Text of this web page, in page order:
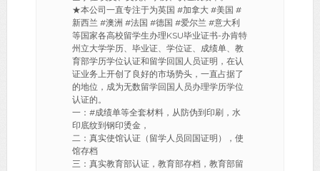
★本公司一直专注于为英国 #加拿大 #美国 #
新西兰 #澳洲 #法国 #德国 #爱尔兰 #意大利
等国家各高校留学生办理KSU毕业证书-办肯特
州立大学学历、毕业证、学位证、成绩单、教
育部学历学位认证和留学回国人员证明，在认
证业务上开创了良好的市场势头，一直占据了
的地位，成为无数留学回国人员办理学历学位
认证的。
一：#成绩单等全套材料，从防伪到印刷，水
印底纹到钢印烫金，
二：真实使馆认证（留学人员回国证明），使
馆存档
三：真实教育部认证，教育部存档，教育部留